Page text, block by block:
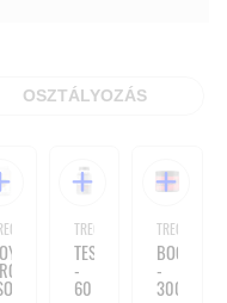
OSZTÁLYOZÁS
/ ÉTREND-KIEGÉSZÍTŐKTREC / ÉTREND-KIEGÉSZÍTŐK
TESTOXX
-
60
TREC /
-
300G